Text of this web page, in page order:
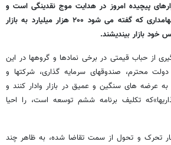
پیچیده امروز در هدایت موج نقدینگی است و
این که آنها برای میلیونها سهامداری که گفته می شود ۲۰۰ هزار میلیارد به بازار
خود بازار بیندیشند.
از حباب قیمتی در برخی نمادها و گروهها در این
محترم، صندوقهای سرمایه گذاری، شرکتها و
عرضه های سنگین و عمیق در بازار وادار کنند و
تکلیف برنامه ششم توسعه است، را احیا
تحرک و تحول از سمت تقاضا شده، به ظاهر چند